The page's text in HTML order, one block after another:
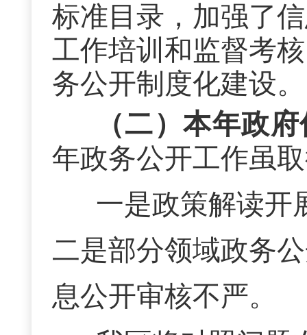
标准目录，加强了
工作培训和监督考
务公开制度化建设。
（二）本年政
年政务公开工作虽
一是政策解读开
二是部分领域政务
息公开审核不严。